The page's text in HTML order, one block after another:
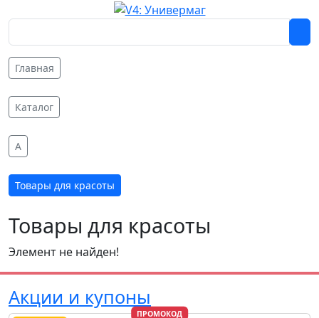
Главная
Каталог
A
Товары для красоты
Товары для красоты
Элемент не найден!
Акции и купоны
ПРОМОКОД